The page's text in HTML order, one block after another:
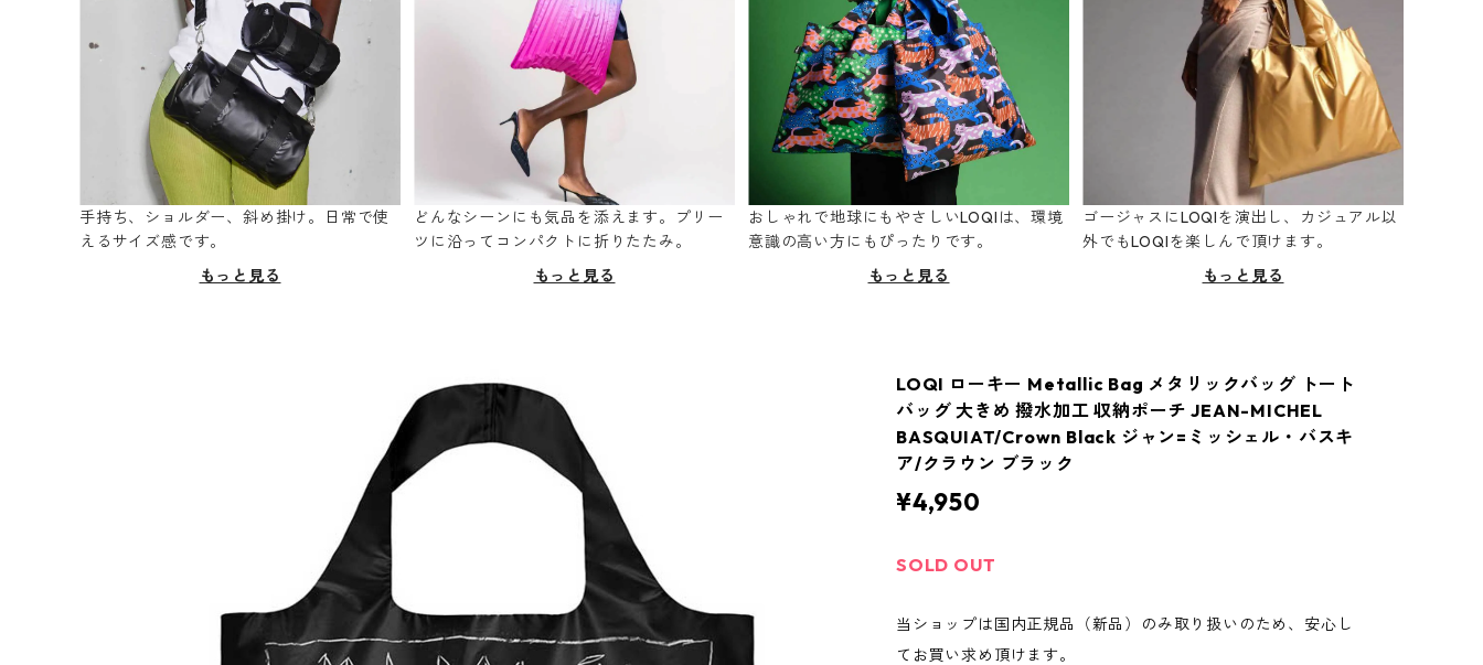
手持ち、ショルダー、斜め掛け。日常で使
えるサイズ感です。
もっと見る
どんなシーンにも気品を添えます。プリー
ツに沿ってコンパクトに折りたたみ。
もっと見る
おしゃれで地球にもやさしいLOQIは、環境
意識の高い方にもぴったりです。
もっと見る
ゴージャスにLOQIを演出し、カジュアル以
外でもLOQIを楽しんで頂けます。
もっと見る
LOQI ローキー Metallic Bag メタリックバッグ トート
バッグ 大きめ 撥水加工 収納ポーチ JEAN-MICHEL
BASQUIAT/Crown Black ジャン=ミッシェル・バスキ
ア/クラウン ブラック
¥4,950
SOLD OUT
当ショップは国内正規品（新品）のみ取り扱いのため、安心し
てお買い求め頂けます。